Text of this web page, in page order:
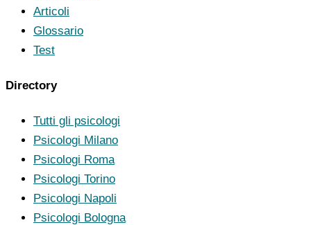
Articoli
Glossario
Test
Directory
Tutti gli psicologi
Psicologi Milano
Psicologi Roma
Psicologi Torino
Psicologi Napoli
Psicologi Bologna